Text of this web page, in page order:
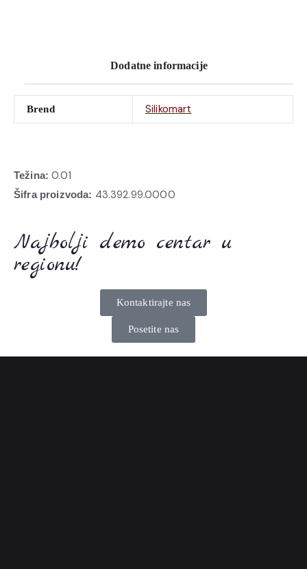
Dodatne informacije
Brend Silikomart
Težina: 0.01
Šifra proizvoda: 43.392.99.0000
Najbolji demo centar u
regionu!
Kontaktirajte nas
Posetite nas